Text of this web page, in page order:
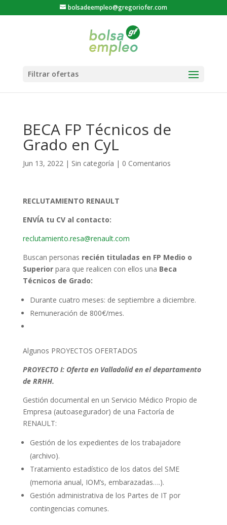
bolsadeempleo@gregoriofer.com
BECA FP Técnicos de
Grado en CyL
Jun 13, 2022| Sin categoría | 0 Comentarios
RECLUTAMIENTO RENAULT
ENVÍA tu CV al contacto:
reclutamiento.resa@renault.com
Buscan personas recién tituladas en FP Medio o
Superiorpara que realicen con ellos una Beca
Técnicos de Grado:
Durante cuatro meses: de septiembre a diciembre.
Remuneración de 800€/mes.
Algunos PROYECTOS OFERTADOS
PROYECTO I: Oferta en Valladolid en el departamento
de RRHH.
Gestión documental en un Servicio Médico Propio de
Empresa (autoasegurador) de una Factoría de
RENAULT:
Gestión de los expedientes de los trabajadore
(archivo).
Tratamiento estadístico de los datos del SME
(memoria anual, IOM’s, embarazadas….).
Gestión administrativa de los Partes de IT por
contingencias comunes.